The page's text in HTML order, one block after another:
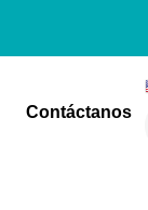
Contáctanos